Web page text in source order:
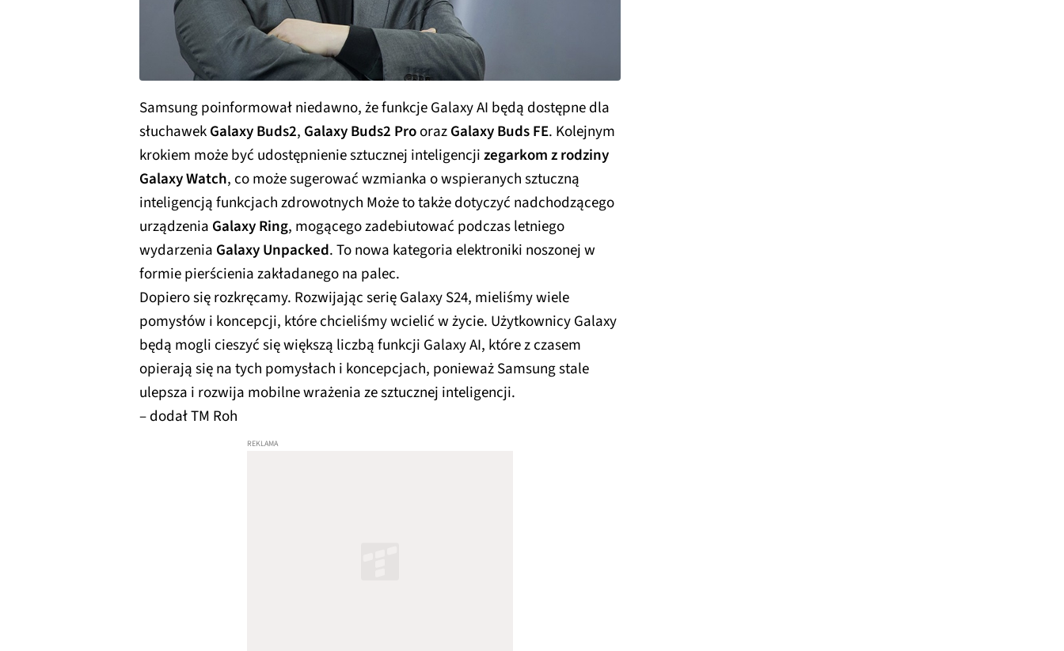
Samsung poinformował niedawno, że funkcje Galaxy AI będą dostępne dla
słuchawekGalaxy Buds2, Galaxy Buds2 ProorazGalaxy Buds FE. Kolejnym
krokiem może być udostępnienie sztucznej inteligencjizegarkom z rodziny
Galaxy Watch, co może sugerować wzmianka o wspieranych sztuczną
inteligencją funkcjach zdrowotnych Może to także dotyczyć nadchodzącego
urządzenia Galaxy Ring, mogącego zadebiutować podczas letniego
wydarzenia Galaxy Unpacked. To nowa kategoria elektroniki noszonej w
formie pierścienia zakładanego na palec.
Dopiero się rozkręcamy. Rozwijając serię Galaxy S24, mieliśmy wiele
pomysłów i koncepcji, które chcieliśmy wcielić w życie. Użytkownicy Galaxy
będą mogli cieszyć się większą liczbą funkcji Galaxy AI, które z czasem
opierają się na tych pomysłach i koncepcjach, ponieważ Samsung stale
ulepsza i rozwija mobilne wrażenia ze sztucznej inteligencji.
– dodał TM Roh